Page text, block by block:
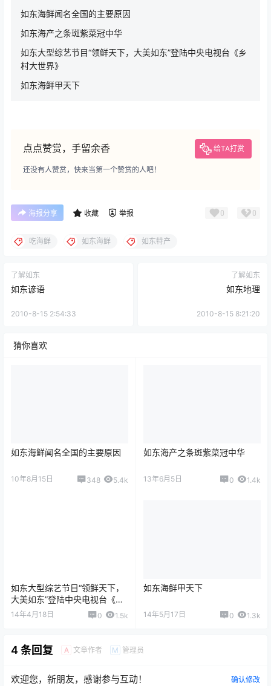
如东海鲜闻名全国的主要原因
如东海产之条斑紫菜冠中华
如东大型综艺节目“领鲜天下，大美如东”登陆中央电视台《乡
村大世界》
如东海鲜甲天下
点点赞赏，手留余香 给TA打赏
还没有人赞赏，快来当第一个赞赏的人吧！
海报分享 收藏 举报 0 0
吃海鲜 如东海鲜 如东特产
了解如东
如东谚语
2010-8-15 2:54:33
了解如东
如东地理
2010-8-15 8:21:20
猜你喜欢
如东海鲜闻名全国的主要原因
10年8月15日 348 5.4k
如东海产之条斑紫菜冠中华
13年6月5日 0 1.4k
如东大型综艺节目“领鲜天下，
大美如东”登陆中央电视台《乡
村大世界》
14年4月18日 0 1.5k
如东海鲜甲天下
14年5月17日 0 1.3k
4 条回复 A 文章作者 M 管理员
欢迎您，新朋友，感谢参与互动！ 确认修改